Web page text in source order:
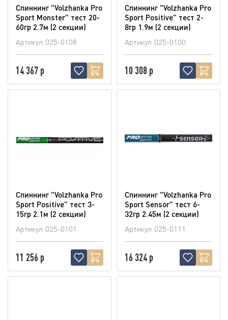
Спиннинг "Volzhanka Pro
Sport Monster" тест 20-
60гр 2.7м (2 секции)
Артикул 025-0108
14 367 р
Спиннинг "Volzhanka Pro
Sport Positive" тест 2-
8гр 1.9м (2 секции)
Артикул 025-0100
10 308 р
Спиннинг "Volzhanka Pro
Sport Positive" тест 3-
15гр 2.1м (2 секции)
Артикул 025-0101
11 256 р
Спиннинг "Volzhanka Pro
Sport Sensor" тест 6-
32гр 2.45м (2 секции)
Артикул 025-0111
16 324 р